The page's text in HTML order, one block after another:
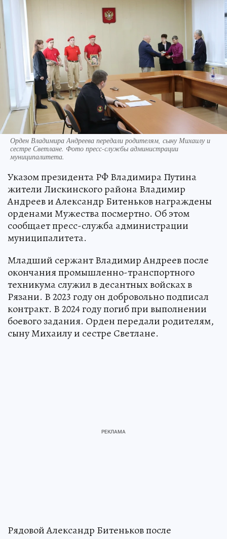
Орден Владимира Андреева передали родителям, сыну Михаилу и
сестре Светлане. Фото пресс-службы администрации
муниципалитета.
Указом президента РФ Владимира Путина
жители Лискинского района Владимир
Андреев и Александр Битеньков награждены
орденами Мужества посмертно. Об этом
сообщает пресс-служба администрации
муниципалитета.
Младший сержант Владимир Андреев после
окончания промышленно-транспортного
техникума служил в десантных войсках в
Рязани. В 2023 году он добровольно подписал
контракт. В 2024 году погиб при выполнении
боевого задания. Орден передали родителям,
сыну Михаилу и сестре Светлане.
Рядовой Александр Битеньков после